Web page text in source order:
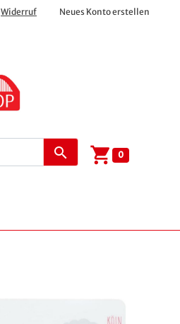
Widerruf Neues Konto erstellen
search shopping_cart 0